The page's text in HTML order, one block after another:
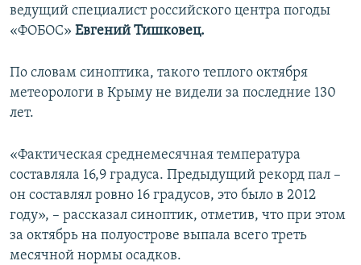
ведущий специалист российского центра погоды
«ФОБОС» Евгений Тишковец.
По словам синоптика, такого теплого октября
метеорологи в Крыму не видели за последние 130
лет.
«Фактическая среднемесячная температура
составляла 16,9 градуса. Предыдущий рекорд пал –
он составлял ровно 16 градусов, это было в 2012
году», – рассказал синоптик, отметив, что при этом
за октябрь на полуострове выпала всего треть
месячной нормы осадков.